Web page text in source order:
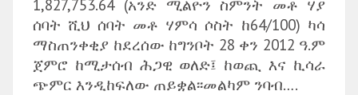
1,827,753.64 (አንድ ሚልዮን ስምንት መቶ ሃያ
ሰባት ሺህ ሰባት መቶ ሃምሳ ሶስት ከ64/100) ካሳ
ማስጠንቀቂያ ከደረሰው ከግንቦት 28 ቀን 2012 ዓ.ም
ጀምሮ ከሚታሰብ ሕጋዊ ወለድ፤ ከወጪ እና ኪሳራ
ጭምር እንዲከፍለው ጠይቋል፡፡መልካም ንባብ….